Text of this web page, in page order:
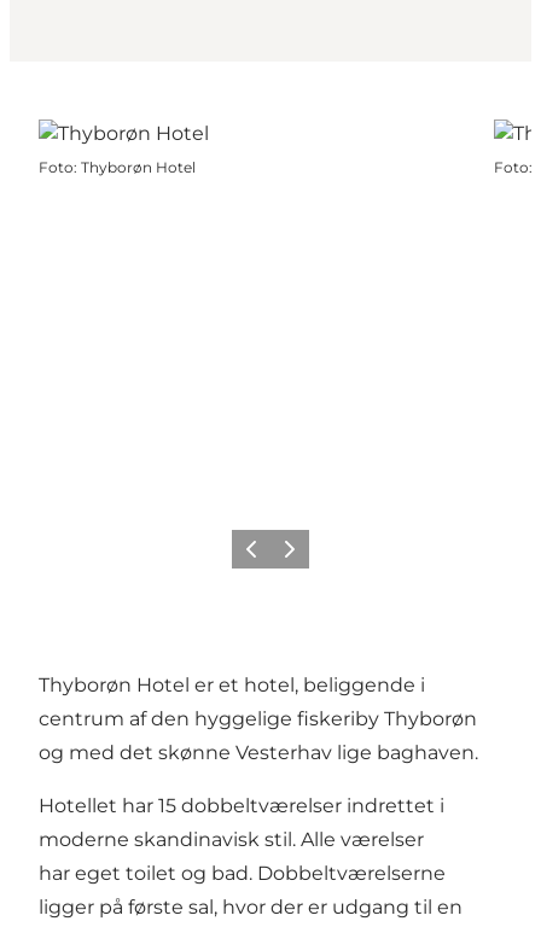
Foto: Thyborøn Hotel Foto:
ForrigeNæste
Thyborøn Hotel er et hotel, beliggende i
centrum af den hyggelige fiskeriby Thyborøn
og med det skønne Vesterhav lige baghaven.
Hotellet har 15 dobbeltværelser indrettet i
moderne skandinavisk stil. Alle værelser
har eget toilet og bad. Dobbeltværelserne
ligger på første sal, hvor der er udgang til en